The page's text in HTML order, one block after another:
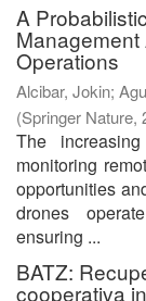
A
Operations
Alcibar, Jokin;
(Springer Nature,
The
monitoring
opportunities
drones
ensuring ...
BATZ:
cooperativa